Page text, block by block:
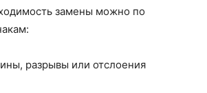
замены можно по
разрывы или отслоения